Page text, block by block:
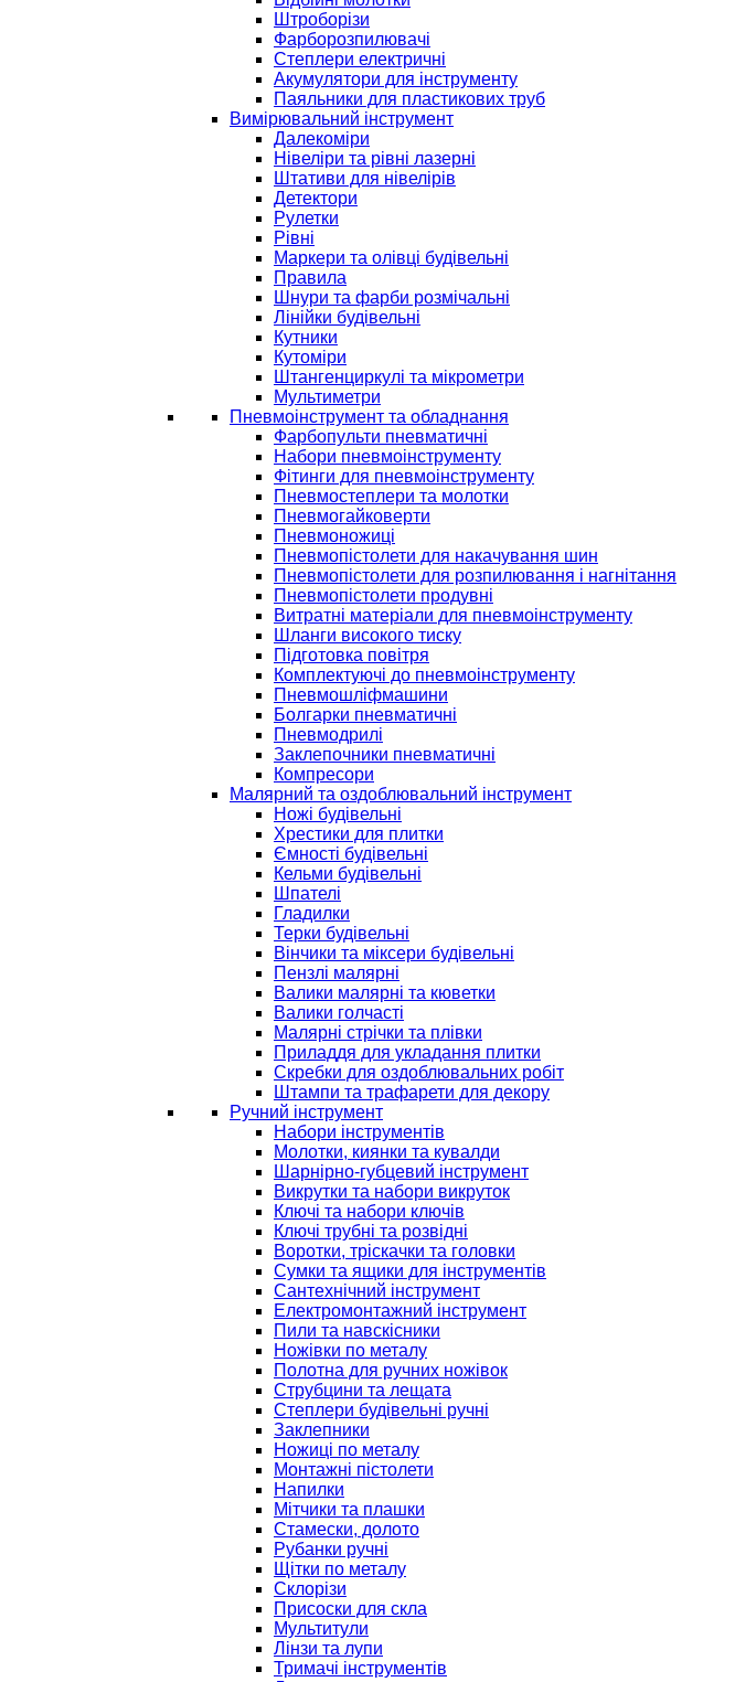
Штроборізи
Фарборозпилювачі
Степлери електричні
Акумулятори для інструменту
Паяльники для пластикових труб
Вимірювальний інструмент
Далекоміри
Нівеліри та рівні лазерні
Штативи для нівелірів
Детектори
Рулетки
Рівні
Маркери та олівці будівельні
Правила
Шнури та фарби розмічальні
Лінійки будівельні
Кутники
Кутоміри
Штангенциркулі та мікрометри
Мультиметри
Пневмоінструмент та обладнання
Фарбопульти пневматичні
Набори пневмоінструменту
Фітинги для пневмоінструменту
Пневмостеплери та молотки
Пневмогайковерти
Пневмоножиці
Пневмопістолети для накачування шин
Пневмопістолети для розпилювання і нагнітання
Пневмопістолети продувні
Витратні матеріали для пневмоінструменту
Шланги високого тиску
Підготовка повітря
Комплектуючі до пневмоінструменту
Пневмошліфмашини
Болгарки пневматичні
Пневмодрилі
Заклепочники пневматичні
Компресори
Малярний та оздоблювальний інструмент
Ножі будівельні
Хрестики для плитки
Ємності будівельні
Кельми будівельні
Шпателі
Гладилки
Терки будівельні
Вінчики та міксери будівельні
Пензлі малярні
Валики малярні та кюветки
Валики голчасті
Малярні стрічки та плівки
Приладдя для укладання плитки
Скребки для оздоблювальних робіт
Штампи та трафарети для декору
Ручний інструмент
Набори інструментів
Молотки, киянки та кувалди
Шарнірно-губцевий інструмент
Викрутки та набори викруток
Ключі та набори ключів
Ключі трубні та розвідні
Воротки, тріскачки та головки
Сумки та ящики для інструментів
Сантехнічний інструмент
Електромонтажний інструмент
Пили та навскісники
Ножівки по металу
Полотна для ручних ножівок
Струбцини та лещата
Степлери будівельні ручні
Заклепники
Ножиці по металу
Монтажні пістолети
Напилки
Мітчики та плашки
Стамески, долото
Рубанки ручні
Щітки по металу
Склорізи
Присоски для скла
Мультитули
Лінзи та лупи
Тримачі інструментів